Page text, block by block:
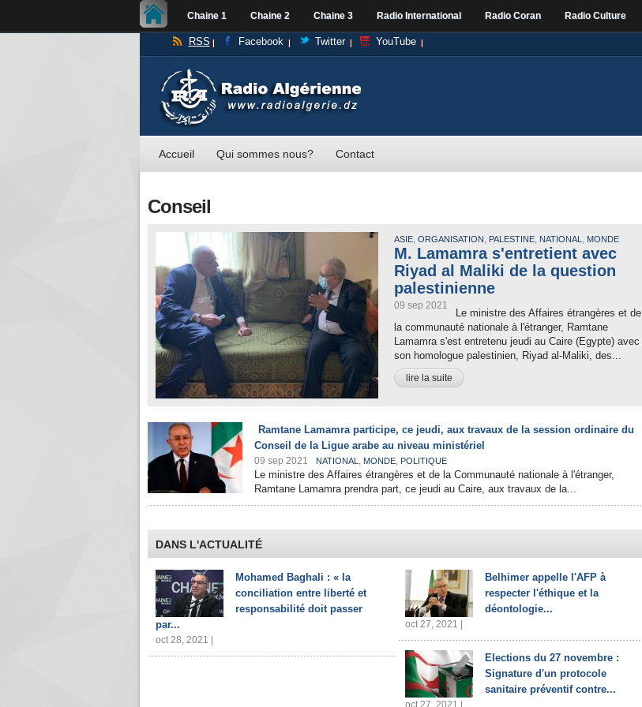
Chaine 1 Chaine 2 Chaine 3 Radio International Radio Coran Radio Culture
RSS Facebook Twitter YouTube
Accueil Qui sommes nous? Contact
Conseil
ASIE, ORGANISATION, PALESTINE, NATIONAL , MONDE
M. Lamamra s'entretient avec
Riyad al Maliki de la question
palestinienne
09 sep 2021
Le ministre des Affaires étrangères et de
la communauté nationale à l'étranger, Ramtane
Lamamra s'est entretenu jeudi au Caire (Egypte) avec
son homologue palestinien, Riyad al-Maliki, des...
lire la suite
Ramtane Lamamra participe, ce jeudi, aux travaux de la session ordinaire du
Conseil de la Ligue arabe au niveau ministériel
09 sep 2021 NATIONAL , MONDE, POLITIQUE
Le ministre des Affaires étrangères et de la Communauté nationale à l'étranger,
Ramtane Lamamra prendra part, ce jeudi au Caire, aux travaux de la...
DANS L'ACTUALITÉ
Mohamed Baghali : « la
conciliation entre liberté et
responsabilité doit passer
par...
oct 28, 2021 |
Belhimer appelle l'AFP à
respecter l'éthique et la
déontologie...
oct 27, 2021 |
Elections du 27 novembre :
Signature d'un protocole
sanitaire préventif contre...
oct 27, 2021 |